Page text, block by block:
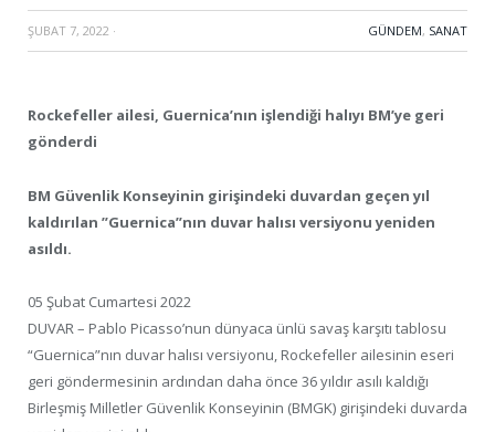
ŞUBAT 7, 2022 · GÜNDEM, SANAT
Rockefeller ailesi, Guernica’nın işlendiği halıyı BM’ye geri
gönderdi
BM Güvenlik Konseyinin girişindeki duvardan geçen yıl
kaldırılan ”Guernica”nın duvar halısı versiyonu yeniden
asıldı.
05 Şubat Cumartesi 2022
DUVAR – Pablo Picasso’nun dünyaca ünlü savaş karşıtı tablosu
“Guernica”nın duvar halısı versiyonu, Rockefeller ailesinin eseri
geri göndermesinin ardından daha önce 36 yıldır asılı kaldığı
Birleşmiş Milletler Güvenlik Konseyinin (BMGK) girişindeki duvarda